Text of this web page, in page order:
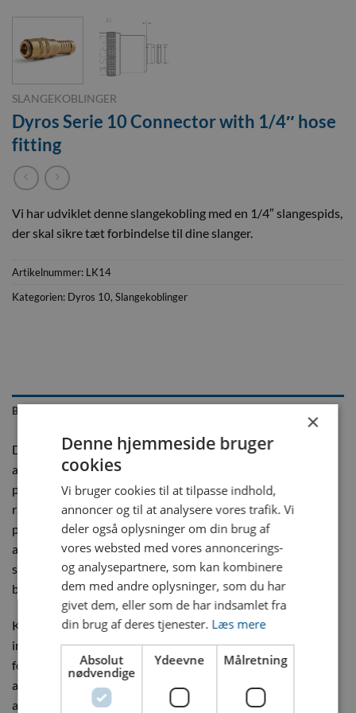
SLANGEKOBLINGER
Dyros Serie 10 Connector with 1/4″ hose
fitting
Vi har udviklet denne slangekobling med en 1/4″ slangespids,
der skal sikre tæt forbindelse til dine slanger.
Artikelnummer: LK14
Kategorien: Dyros 10, Slangekoblinger
BESCHREIBUNG
Dyros Serie 10 Kobling med 1/4″ slangespids er en vigtig del
af mange industrielle systemer, der kræver pålidelige og
præcise forbindelser. Vores koblinger bliver brugt i en lang
række applikationer så som trykluft, ilt- og gasflasker samt
pladsstøbeforme, hvor små dimensioner og effektivitet er
altafgørende. Dyros er kendt for sin fokus på kvalitet og
sikkerhed, hvilket gør denne komponent til et populært valg
blandt fagfolk.
Koblingen er designet med en robust konstruktion, der
inkluderer indbyggede ventiler. Disse ventiler sikrer, at
forbindelserne forbliver tætte, selv ved højt tryk, hvilket er
afgørende for at forhindre lækager og hvor sikkerheden er
afgørende. Lækager kan have alvorlige konsekvenser, og
×
Denne hjemmeside bruger
cookies
Vi bruger cookies til at tilpasse indhold,
annoncer og til at analysere vores trafik. Vi
deler også oplysninger om din brug af
vores websted med vores annoncerings-
og analysepartnere, som kan kombinere
dem med andre oplysninger, som du har
givet dem, eller som de har indsamlet fra
din brug af deres tjenester. Læs mere
Absolut
nødvendige
Ydeevne Målretning